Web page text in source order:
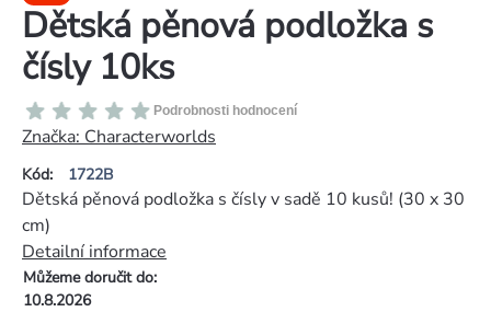
Dětská pěnová podložka s
čísly 10ks
Kód: 1722B
Průměrné
hodnocení
produktu
je
0,0
z
5
hvězdiček.
Podrobnosti hodnocení
Značka: Characterworlds
Můžeme doručit do:
10.8.2026
Dětská pěnová podložka s čísly v sadě 10 kusů! (30 x 30
cm)
Detailní informace